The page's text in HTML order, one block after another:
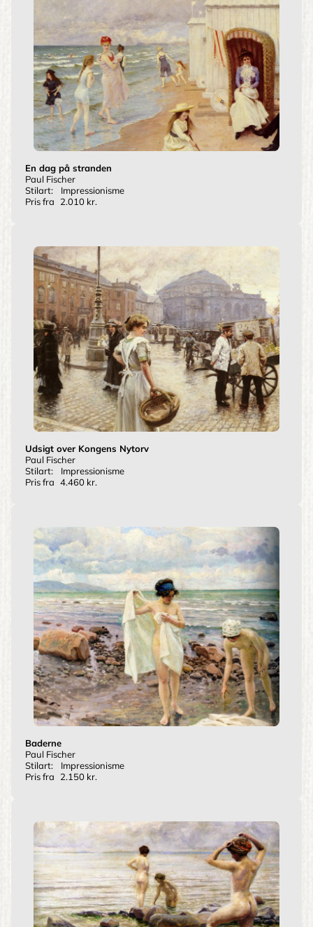
En dag på stranden
Paul Fischer
Stilart:
Impressionisme
Pris fra
2.010 kr.
Udsigt over Kongens Nytorv
Paul Fischer
Stilart:
Impressionisme
Pris fra 4.460 kr.
Baderne
Paul Fischer
Stilart:
Impressionisme
Pris fra
2.150 kr.